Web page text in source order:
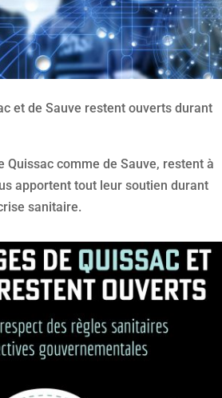
et de Sauve restent ouverts durant
Quissac comme de Sauve, restent à
apportent tout leur soutien durant
sanitaire.